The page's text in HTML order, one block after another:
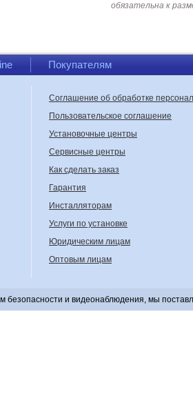
обязательна к
Покупателям
Соглашение об обработке
Пользовательское соглашение
Установочные центры
Сервисные центры
Как сделать заказ
Гарантия
Инсталляторам
Услуги по установке
Юридическим лицам
Оптовым лицам
безопасности и видеонаблюдения, мы